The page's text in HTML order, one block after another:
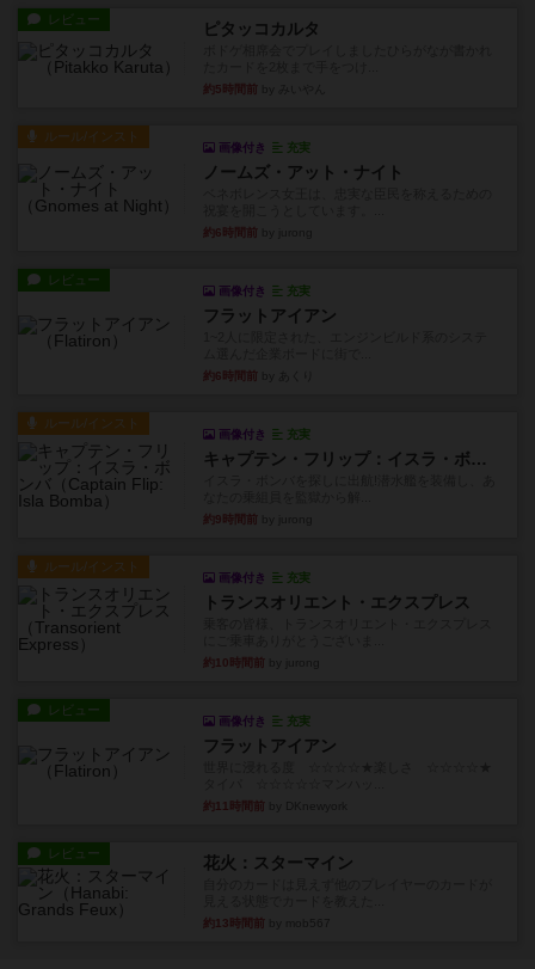
レビュー ピタッコカルタ
約5時間前
ルール/インスト
画像付き 充実
ノームズ・アット・ナイト
約6時間前
レビュー
画像付き 充実
フラットアイアン
約6時間前
ルール/インスト
画像付き 充実
キャプテン・フリップ：イスラ・ボンバ
約9時間前
ルール/インスト
画像付き 充実
トランスオリエント・エクスプレス
約10時間前
レビュー
画像付き 充実
フラットアイアン
約11時間前
レビュー 花火：スターマイン
約13時間前